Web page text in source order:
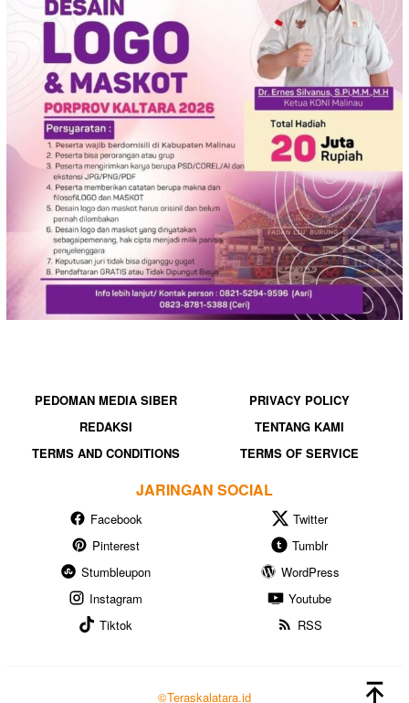
PEDOMAN MEDIA SIBER
PRIVACY POLICY
REDAKSI
TENTANG KAMI
TERMS AND CONDITIONS
TERMS OF SERVICE
JARINGAN SOCIAL
Facebook
Twitter
Pinterest
Tumblr
Stumbleupon
WordPress
Instagram
Youtube
Tiktok
RSS
©Teraskalatara.id